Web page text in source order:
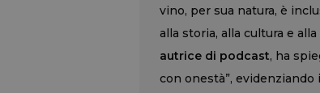
vino, per sua natura, è
alla storia, alla cultura e alla
autrice di podcast, ha
con onestà”,